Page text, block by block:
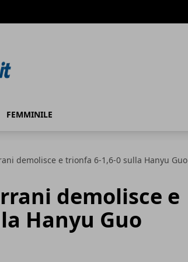
FEMMINILE
demolisce e trionfa 6-1,6-0 sulla Hanyu Guo
demolisce e
Hanyu Guo